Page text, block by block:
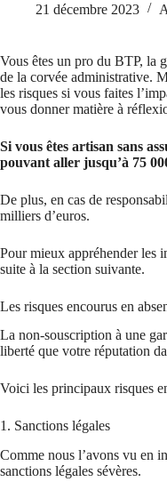
21 décembre 2023
Vous êtes un pro du BTP, la
de la corvée administrative.
les risques si vous faites
vous donner matière à
Si vous êtes artisan sans
pouvant aller jusqu’à 75
De plus, en cas de
milliers d’euros.
Pour mieux appréhender les
suite à la section suivante.
Les risques encourus en
La non-souscription à une
liberté que votre réputation
Voici les principaux risques
1. Sanctions légales
Comme nous l’avons vu en
sanctions légales sévères.